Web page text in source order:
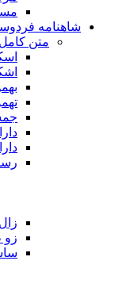
شاهنامه
متن
زال